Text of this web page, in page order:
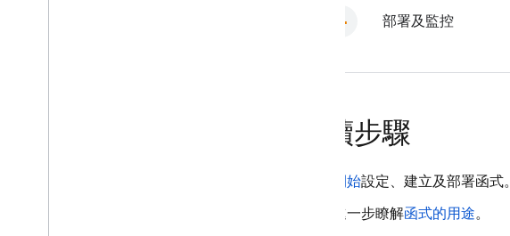
部署及監控
後續步驟
開始設定、建立及部署函式。
進一步瞭解函式的用途。